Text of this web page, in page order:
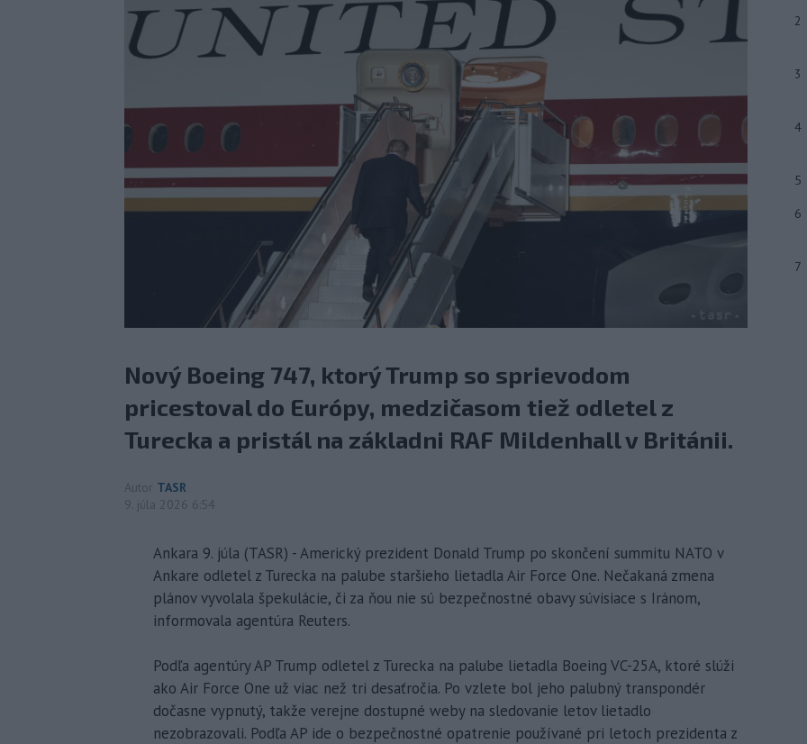
Nový Boeing 747, ktorý Trump so sprievodom
pricestoval do Európy, medzičasom tiež odletel z
Turecka a pristál na základni RAF Mildenhall v Británii.
Autor TASR
9. júla 2026 6:54
Ankara 9. júla (TASR) - Americký prezident Donald Trump po skončení summitu NATO v
Ankare odletel z Turecka na palube staršieho lietadla Air Force One. Nečakaná zmena
plánov vyvolala špekulácie, či za ňou nie sú bezpečnostné obavy súvisiace s Iránom,
informovala agentúra Reuters.
Podľa agentúry AP Trump odletel z Turecka na palube lietadla Boeing VC-25A, ktoré slúži
ako Air Force One už viac než tri desaťročia. Po vzlete bol jeho palubný transpondér
dočasne vypnutý, takže verejne dostupné weby na sledovanie letov lietadlo
nezobrazovali. Podľa AP ide o bezpečnostné opatrenie používané pri letoch prezidenta z
2
3
4
5
6
7